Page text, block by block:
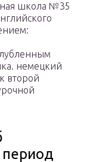
школа №35
немецкий
второй
период